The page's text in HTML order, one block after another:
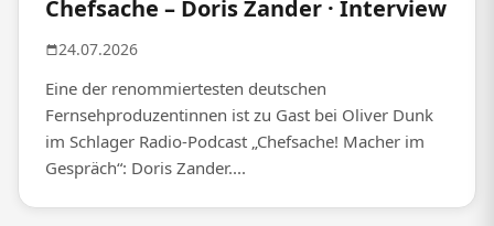
Chefsache – Doris Zander · Interview
24.07.2026
Eine der renommiertesten deutschen
Fernsehproduzentinnen ist zu Gast bei Oliver Dunk
im Schlager Radio-Podcast „Chefsache! Macher im
Gespräch“: Doris Zander....